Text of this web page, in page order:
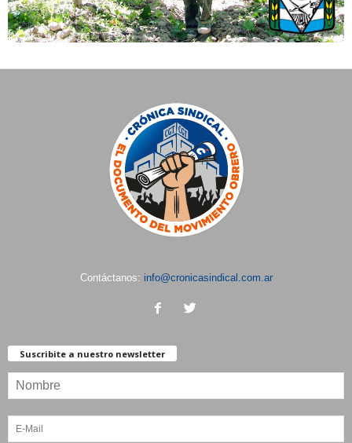
Contáctanos: info@cronicasindical.com.ar
Suscribite a nuestro newsletter